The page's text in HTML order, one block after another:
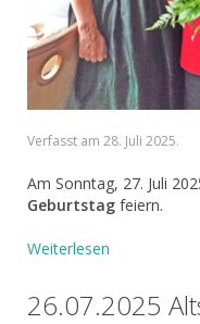
Verfasst am 28. Juli 2025.
Am Sonntag, 27. Juli
Geburtstag feiern.
Weiterlesen
26.07.2025